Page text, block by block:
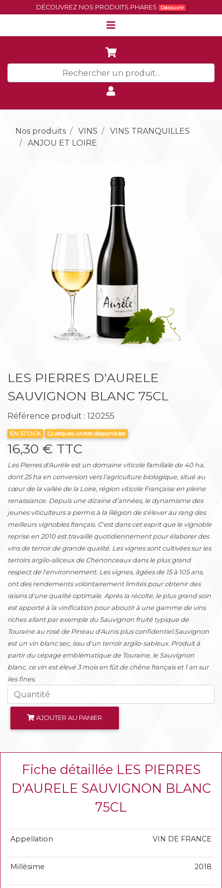
DÉCOUVREZ NOS PRODUITS PHARES Découvrir
Nos produits VINS
VINS TRANQUILLES
ANJOU ET LOIRE
Précédent
LES PIERRES D'AURELE
SAUVIGNON BLANC 75CL
Référence produit : 120255
EN STOCK Quelques unités disponibles
16,30 € TTC
Les Pierres d'Aurèle est un domaine viticole familiale de 40 ha,
dont 25 ha en conversion vers l'agriculture biologique, situé au
cœur de la vallée de la Loire, région viticole Française en pleine
renaissance. Depuis une dizaine d'années, le dynamisme des
jeunes viticulteurs a permis à la Région de s'élever au rang des
meilleurs vignobles français. C'est dans cet esprit que le vignoble
reprise en 2010 est travaillé quotidiennement pour élaborer des
vins de terroir de grande qualité. Les vignes sont cultivées sur les
terroirs argilo-siliceux de Chenonceaux dans le plus grand
respect de l'environnement. Les vignes, âgées de 15 à 105 ans,
ont des rendements volontairement limités pour obtenir des
raisins d'une qualité optimale. Après la récolte, le plus grand soin
est apporté à la vinification pour aboutir à une gamme de vins
riches allant par exemple du Sauvignon fruité typique de
Touraine au rosé de Pineau d'Aunis plus confidentiel.Sauvignon
est un vin blanc sec, issu d'un terroir argilo-sableux. Produit à
partir du cépage emblématique de Touraine, le Sauvignon
blanc, ce vin est élevé 3 mois en fût de chêne français et 1 an sur
lies fines.
AJOUTER AU PANIER
Fiche détaillée LES PIERRES
D'AURELE SAUVIGNON BLANC
75CL
Appellation VIN DE FRANCE
Millésime 2018